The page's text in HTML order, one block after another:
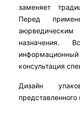
заменяет
Перед
назначения.
консультация
Дизайн
представленного